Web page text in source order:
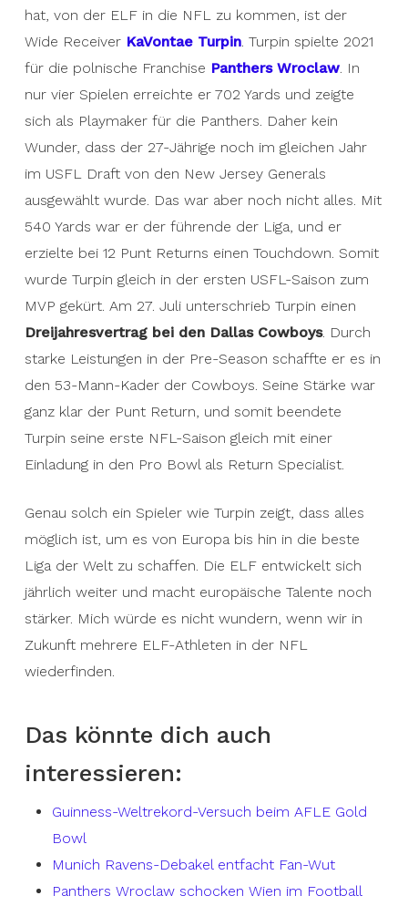
hat, von der ELF in die NFL zu kommen, ist der
Wide Receiver KaVontae Turpin. Turpin spielte 2021
für die polnische Franchise Panthers Wroclaw. In
nur vier Spielen erreichte er 702 Yards und zeigte
sich als Playmaker für die Panthers. Daher kein
Wunder, dass der 27-Jährige noch im gleichen Jahr
im USFL Draft von den New Jersey Generals
ausgewählt wurde. Das war aber noch nicht alles. Mit
540 Yards war er der führende der Liga, und er
erzielte bei 12 Punt Returns einen Touchdown. Somit
wurde Turpin gleich in der ersten USFL-Saison zum
MVP gekürt. Am 27. Juli unterschrieb Turpin einen
Dreijahresvertrag bei den Dallas Cowboys. Durch
starke Leistungen in der Pre-Season schaffte er es in
den 53-Mann-Kader der Cowboys. Seine Stärke war
ganz klar der Punt Return, und somit beendete
Turpin seine erste NFL-Saison gleich mit einer
Einladung in den Pro Bowl als Return Specialist.
Genau solch ein Spieler wie Turpin zeigt, dass alles
möglich ist, um es von Europa bis hin in die beste
Liga der Welt zu schaffen. Die ELF entwickelt sich
jährlich weiter und macht europäische Talente noch
stärker. Mich würde es nicht wundern, wenn wir in
Zukunft mehrere ELF-Athleten in der NFL
wiederfinden.
Das könnte dich auch
interessieren:
Guinness-Weltrekord-Versuch beim AFLE Gold
Bowl
Munich Ravens-Debakel entfacht Fan-Wut
Panthers Wroclaw schocken Wien im Football